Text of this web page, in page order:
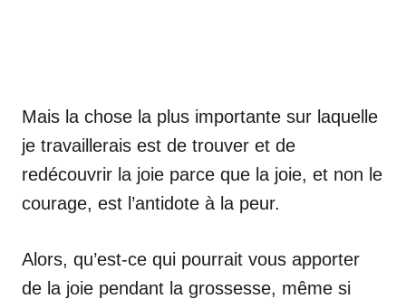
Mais la chose la plus importante sur laquelle
je travaillerais est de trouver et de
redécouvrir la joie parce que la joie, et non le
courage, est l’antidote à la peur.
Alors, qu’est-ce qui pourrait vous apporter
de la joie pendant la grossesse, même si